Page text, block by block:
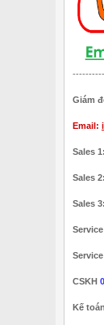
Giám
Email:
Sales 1:
Sales 2:
Sales 3:
CSKH
Kế